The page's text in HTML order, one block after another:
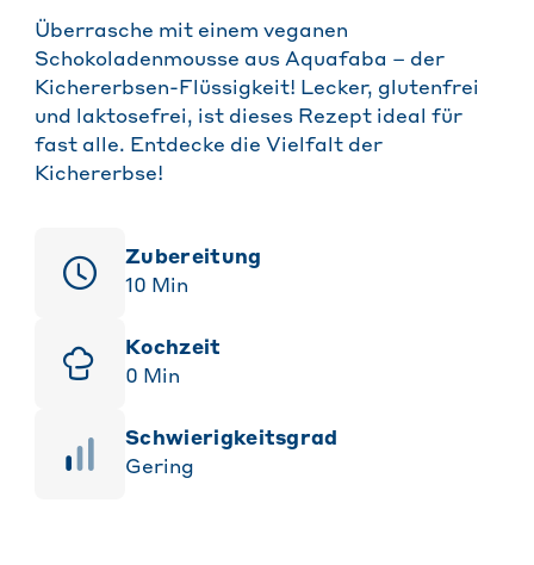
Überrasche mit einem veganen
Schokoladenmousse aus Aquafaba – der
Kichererbsen-Flüssigkeit! Lecker, glutenfrei
und laktosefrei, ist dieses Rezept ideal für
fast alle. Entdecke die Vielfalt der
Kichererbse!
Zubereitung
10 Min
Kochzeit
0 Min
Schwierigkeitsgrad
Gering